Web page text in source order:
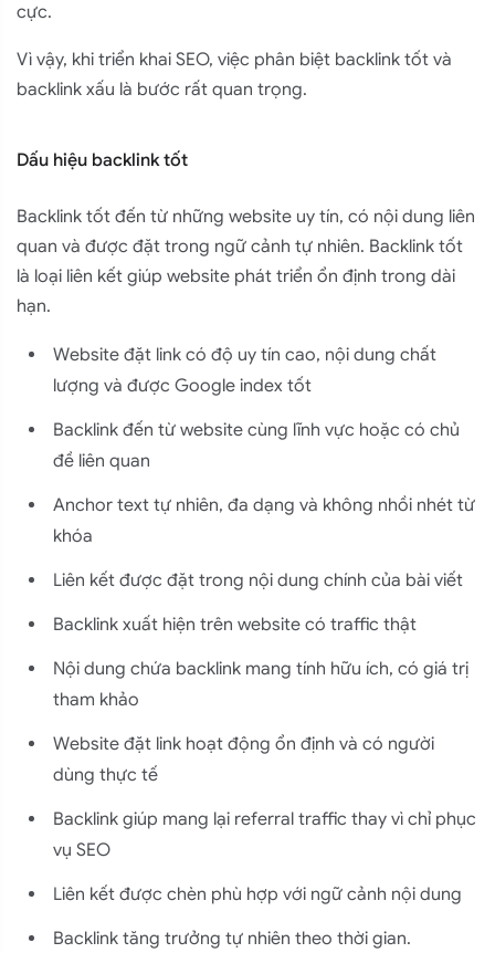
cực.
Vì vậy, khi triển khai SEO, việc phân biệt backlink tốt và
backlink xấu là bước rất quan trọng.
Dấu hiệu backlink tốt
Backlink tốt đến từ những website uy tín, có nội dung liên
quan và được đặt trong ngữ cảnh tự nhiên. Backlink tốt
là loại liên kết giúp website phát triển ổn định trong dài
hạn.
Website đặt link có độ uy tín cao, nội dung chất
lượng và được Google index tốt
Backlink đến từ website cùng lĩnh vực hoặc có chủ
đề liên quan
Anchor text tự nhiên, đa dạng và không nhồi nhét từ
khóa
Liên kết được đặt trong nội dung chính của bài viết
Backlink xuất hiện trên website có traffic thật
Nội dung chứa backlink mang tính hữu ích, có giá trị
tham khảo
Website đặt link hoạt động ổn định và có người
dùng thực tế
Backlink giúp mang lại referral traffic thay vì chỉ phục
vụ SEO
Liên kết được chèn phù hợp với ngữ cảnh nội dung
Backlink tăng trưởng tự nhiên theo thời gian.